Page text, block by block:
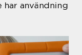
användning